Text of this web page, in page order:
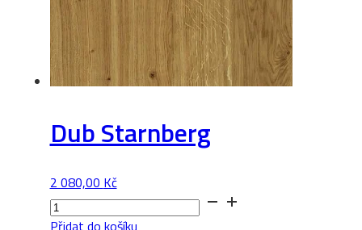
Dub Starnberg
2 080,00 Kč
Dub
Starnberg